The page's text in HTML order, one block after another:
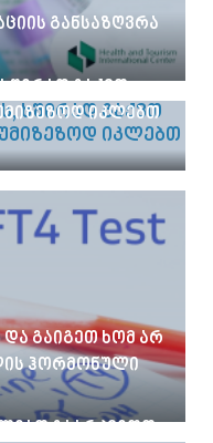
განსაზღვრა
იკლებთ
და გაიგეთ ხომ არ
ჰორმონული
გაარკვიოთ